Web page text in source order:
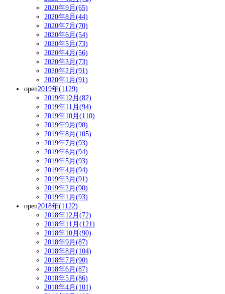
2020年9月(65)
2020年8月(44)
2020年7月(70)
2020年6月(54)
2020年5月(73)
2020年4月(56)
2020年3月(73)
2020年2月(91)
2020年1月(91)
open2019年(1129)
2019年12月(82)
2019年11月(94)
2019年10月(110)
2019年9月(90)
2019年8月(105)
2019年7月(93)
2019年6月(94)
2019年5月(93)
2019年4月(94)
2019年3月(91)
2019年2月(90)
2019年1月(93)
open2018年(1122)
2018年12月(72)
2018年11月(121)
2018年10月(90)
2018年9月(87)
2018年8月(104)
2018年7月(90)
2018年6月(87)
2018年5月(86)
2018年4月(101)